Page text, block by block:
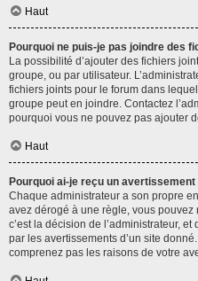
Haut
Pourquoi ne puis-je pas joindre des
La possibilité d’ajouter des fichiers
groupe, ou par utilisateur.
fichiers joints pour le forum dans
groupe peut en joindre. Contactez
pourquoi vous ne pouvez pas ajouter
Haut
Pourquoi ai-je reçu un avertissement
Chaque administrateur a son propre
avez dérogé à une règle, vous
c’est la décision de l’administrateur,
par les avertissements d’un site
comprenez pas les raisons de votre